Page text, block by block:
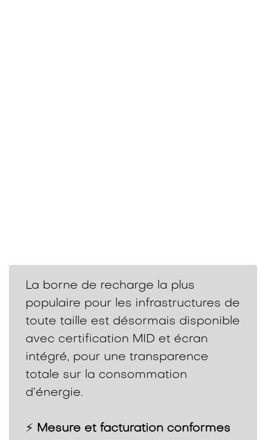
La borne de recharge la plus
populaire pour les infrastructures de
toute taille est désormais disponible
avec certification MID et écran
intégré, pour une transparence
totale sur la consommation
d’énergie.
⚡ Mesure et facturation conformes